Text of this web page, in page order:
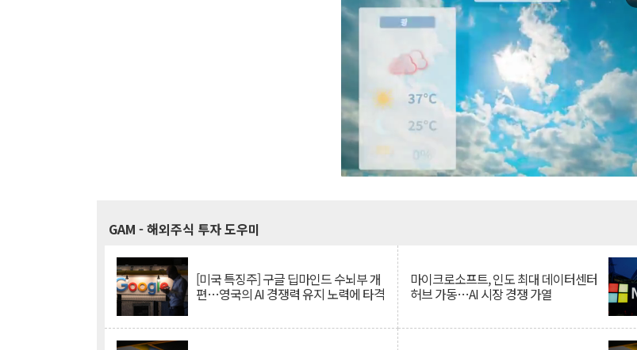
GAM - 해외주식 투자 도우미
[미국 특징주] 구글 딥마인드 수뇌부 개
편…영국의 AI 경쟁력 유지 노력에 타격
마이크로소프트, 인도 최대 데이터센터
허브 가동…AI 시장 경쟁 가열